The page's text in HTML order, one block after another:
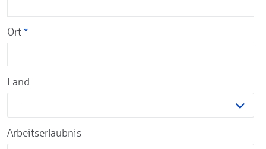
Ort *
Land
---
Arbeitserlaubnis